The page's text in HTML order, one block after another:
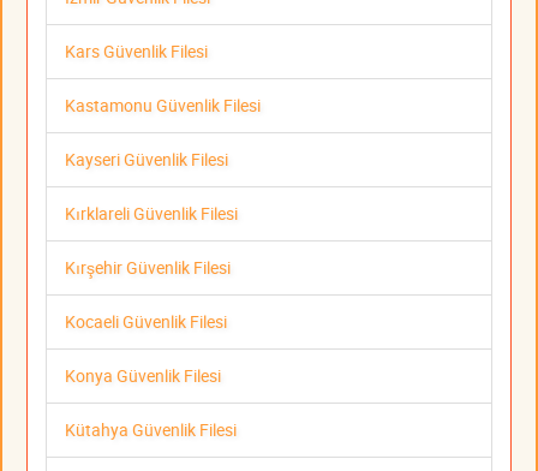
Kars Güvenlik Filesi
Kastamonu Güvenlik Filesi
Kayseri Güvenlik Filesi
Kırklareli Güvenlik Filesi
Kırşehir Güvenlik Filesi
Kocaeli Güvenlik Filesi
Konya Güvenlik Filesi
Kütahya Güvenlik Filesi